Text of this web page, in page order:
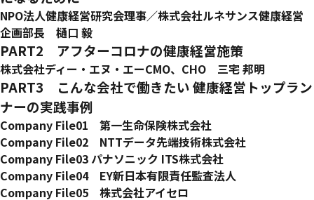
NPO法人健康経営研究会理事／株式会社ルネサンス健康経営
企画部長 樋口 毅
PART2 アフターコロナの健康経営施策
株式会社ディー・エヌ・エーCMO、CHO 三宅 邦明
PART3 こんな会社で働きたい 健康経営トップラン
ナーの実践事例
Company File01 第一生命保険株式会社
はたらく人の幸せが社会全体の幸せにつながる
Company File02 NTTデータ先端技術株式会社
好きと得意を伸ばせる! 自分らしいキャリアを選べる! いつで
もいきいきできる新しい働き方
Company File03 パナソニック ITS株式会社
社員のワクワク感を高めてモチベーションや生産性をアップ!
Company File04 EY新日本有限責任監査法人
ウェルビーイングと心理的安全性を高める職場づくり
Company File05 株式会社アイセロ